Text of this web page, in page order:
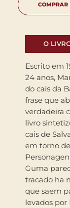
COMPRAR
O
Escrito em
24 anos,
do cais da
frase que
verdadeira
livro
cais de
em torno
Guma
tracado ha
que saem
levados